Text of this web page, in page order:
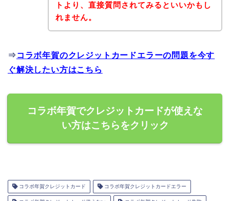
トより、直接質問されてみるといいかもし
れません。
⇒ コラボ年賀のクレジットカードエラーの問題を今す
ぐ解決したい方はこちら
コラボ年賀でクレジットカードが使えな
い方はこちらをクリック
コラボ年賀クレジットカード コラボ年賀クレジットカードエラー